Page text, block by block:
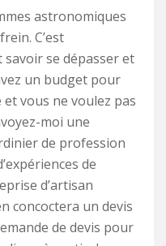
astronomiques
C’est
se dépasser et
un budget pour
vous ne voulez pas
moi une
de profession
de
d’artisan
concoctera un devis
de devis pour